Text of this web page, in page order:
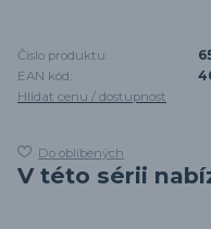
Číslo produktu:
EAN kód:
Hlídat cenu / dostupnost
Do oblíbených
V této sérii